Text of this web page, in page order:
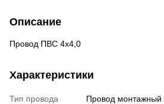
Описание
Провод ПВС 4х4,0
Характеристики
Тип провода
Провод монтажный